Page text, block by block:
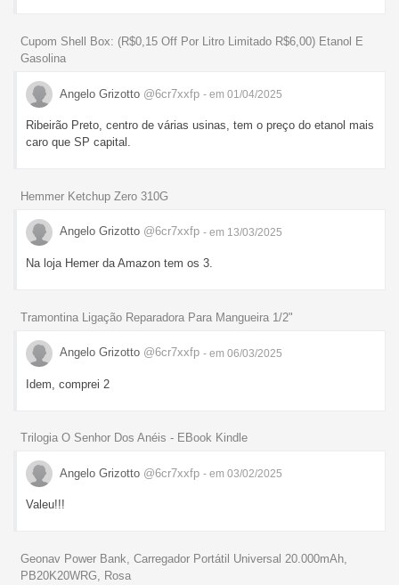
Cupom Shell Box: (R$0,15 Off Por Litro Limitado R$6,00) Etanol E
Gasolina
Angelo Grizotto @6cr7xxfp - em 01/04/2025
Ribeirão Preto, centro de várias usinas, tem o preço do etanol mais
caro que SP capital.
Hemmer Ketchup Zero 310G
Angelo Grizotto @6cr7xxfp - em 13/03/2025
Na loja Hemer da Amazon tem os 3.
Tramontina Ligação Reparadora Para Mangueira 1/2"
Angelo Grizotto @6cr7xxfp - em 06/03/2025
Idem, comprei 2
Trilogia O Senhor Dos Anéis - EBook Kindle
Angelo Grizotto @6cr7xxfp - em 03/02/2025
Valeu!!!
Geonav Power Bank, Carregador Portátil Universal 20.000mAh,
PB20K20WRG, Rosa